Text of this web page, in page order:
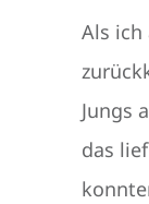
Als ich
Jungs
das